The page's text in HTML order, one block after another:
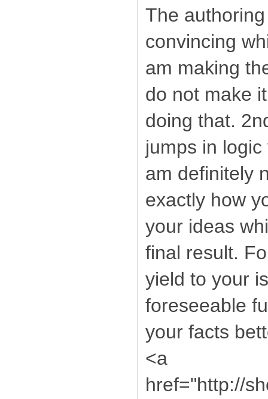
The
convincing
am making
do not make
doing that.
jumps in
am definitely
exactly how
your ideas
final result.
yield to your
foreseeable
your facts
<a
href="http://